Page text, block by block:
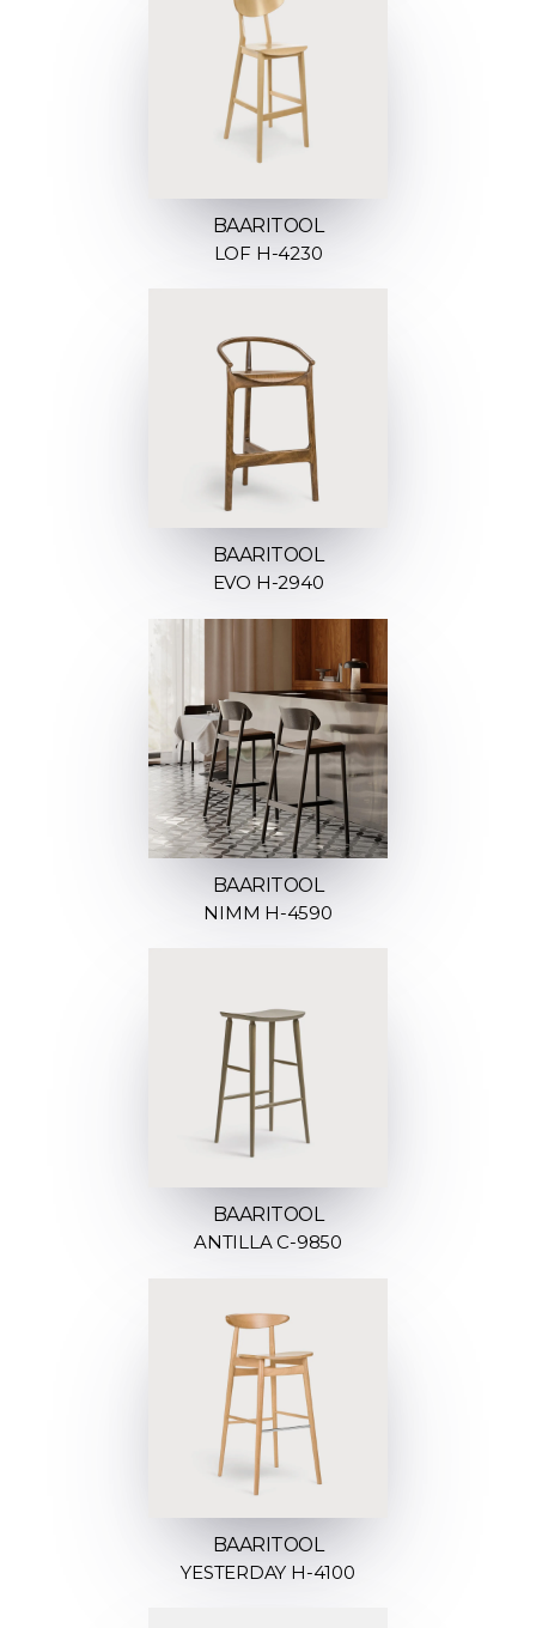
BAARITOOL
LOF H-4230
BAARITOOL
EVO H-2940
BAARITOOL
NIMM H-4590
BAARITOOL
ANTILLA C-9850
BAARITOOL
YESTERDAY H-4100